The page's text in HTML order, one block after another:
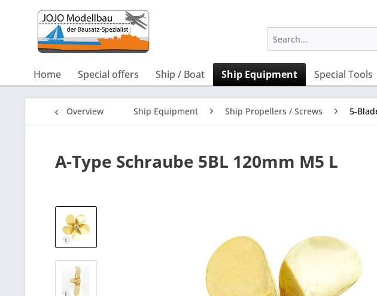
Home Special offers Ship / Boat Ship Equipment Special Tools
Overview Ship Equipment Ship Propellers / Screws 5-
A-Type Schraube 5BL 120mm M5 L